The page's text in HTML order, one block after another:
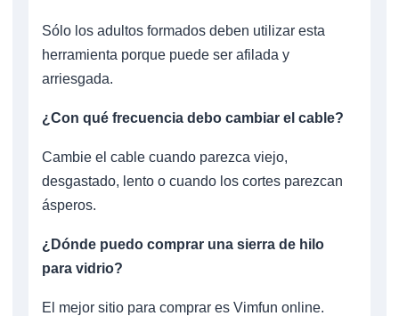
Sólo los adultos formados deben utilizar esta
herramienta porque puede ser afilada y
arriesgada.
¿Con qué frecuencia debo cambiar el cable?
Cambie el cable cuando parezca viejo,
desgastado, lento o cuando los cortes parezcan
ásperos.
¿Dónde puedo comprar una sierra de hilo
para vidrio?
El mejor sitio para comprar es Vimfun online.